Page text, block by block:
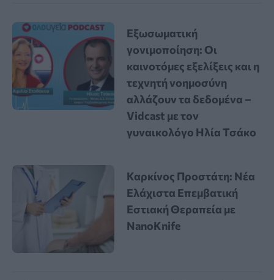
Εξωσωματική
γονιμοποίηση: Οι
καινοτόμες εξελίξεις και η
τεχνητή νοημοσύνη
αλλάζουν τα δεδομένα –
Vidcast με τον
γυναικολόγο Ηλία Τσάκο
Καρκίνος Προστάτη: Νέα
Ελάχιστα Επεμβατική
Εστιακή Θεραπεία με
NanoKnife